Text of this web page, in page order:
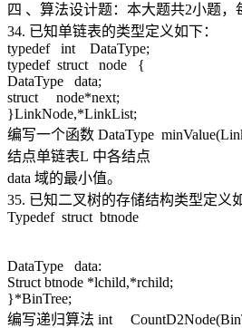
四 、算法设计题：本大题共2小题，
34. 已知单链表的类型定义如下：
typedef int DataType;
typedef struct node {
DataType data;
struct node*next;
}LinkNode,*LinkList;
编写一个函数 DataType
结点单链表L 中各结点
data 域的最小值。
35. 已知二叉树的存储结构类型定义
Typedef struct btnode
DataType data:
Struct btnode *lchild,*rchild;
}*BinTree;
编写递归算法 int